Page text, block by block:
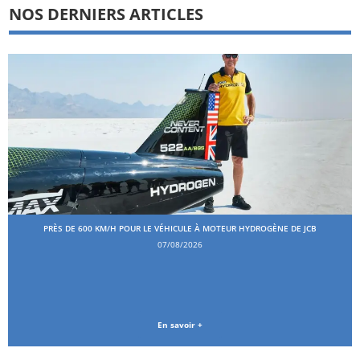
NOS DERNIERS ARTICLES
PRÈS DE 600 KM/H POUR LE VÉHICULE À MOTEUR HYDROGÈNE DE JCB
07/08/2026
En savoir +